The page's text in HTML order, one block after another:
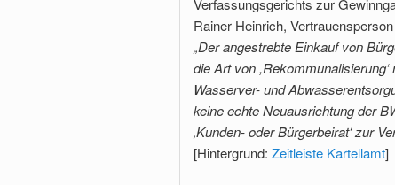
Verfassungsgerichts zur
Rainer Heinrich,
„Der angestrebte Einkauf von
die Art von
Wasserver- und
keine echte Neuaus­richtung der
‚Kunden- oder Bürgerbeirat‘ zur
[Hintergrund: Zeitleiste Kartellamt]